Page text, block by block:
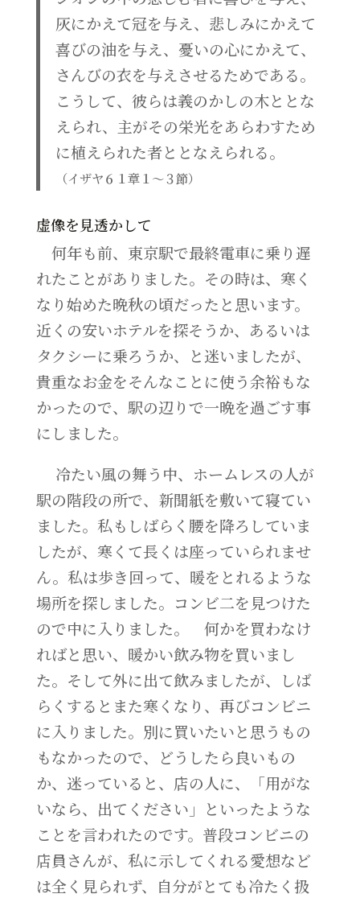
灰にかえて冠を与え、悲しみにかえて
喜びの油を与え、憂いの心にかえて、
さんびの衣を与えさせるためである。
こうして、彼らは義のかしの木ととな
えられ、主がその栄光をあらわすため
に植えられた者ととなえられる。
（イザヤ６１章１～３節）
虚像を見透かして
何年も前、東京駅で最終電車に乗り遅
れたことがありました。その時は、寒く
なり始めた晩秋の頃だったと思います。
近くの安いホテルを探そうか、あるいは
タクシーに乗ろうか、と迷いましたが、
貴重なお金をそんなことに使う余裕もな
かったので、駅の辺りで一晩を過ごす事
にしました。
冷たい風の舞う中、ホームレスの人が
駅の階段の所で、新聞紙を敷いて寝てい
ました。私もしばらく腰を降ろしていま
したが、寒くて長くは座っていられませ
ん。私は歩き回って、暖をとれるような
場所を探しました。コンビ二を見つけた
ので中に入りました。 何かを買わなけ
ればと思い、暖かい飲み物を買いまし
た。そして外に出て飲みましたが、しば
らくするとまた寒くなり、再びコンビニ
に入りました。別に買いたいと思うもの
もなかったので、どうしたら良いもの
か、迷っていると、店の人に、「用がな
いなら、出てください」といったような
ことを言われたのです。普段コンビニの
店員さんが、私に示してくれる愛想など
は全く見られず、自分がとても冷たく扱